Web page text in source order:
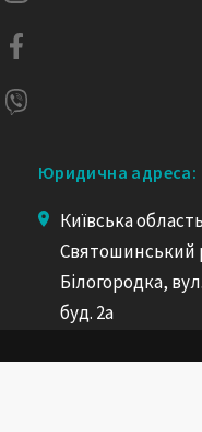
Юридична адреса:
Київська
Святошинський
Білогородка,
буд. 2а